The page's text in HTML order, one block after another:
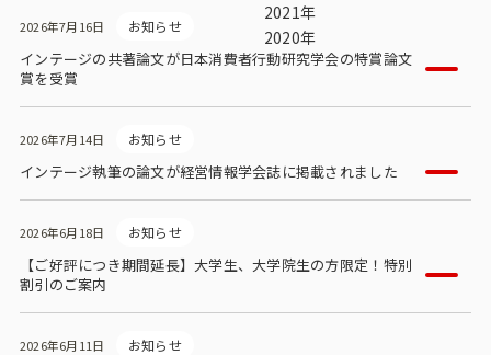
沿革
多様性・ダイバーシティへの取り組み
ソリューション／サービス
アンケートモニター
2021年
2020年
2026年7月16日 お知らせ
インテージの共著論文が日本消費者行動研究学会の特賞論文
賞を受賞
2026年7月14日 お知らせ
インテージ執筆の論文が経営情報学会誌に掲載されました
2026年6月18日 お知らせ
【ご好評につき期間延長】大学生、大学院生の方限定！特別
割引のご案内
2026年6月11日 お知らせ